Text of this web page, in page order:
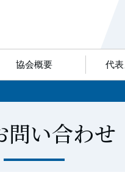
協会概要 代
問い合わせ